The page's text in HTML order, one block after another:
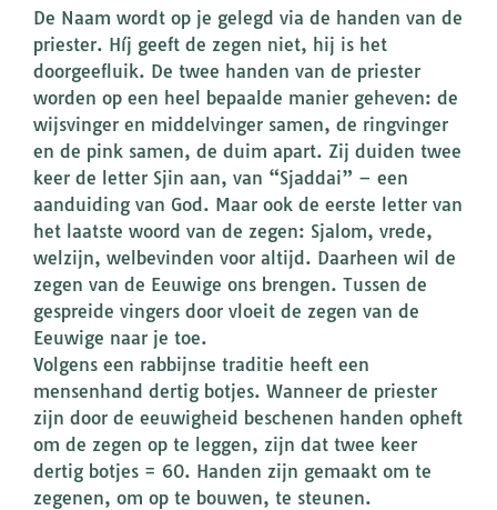
De Naam wordt op je gelegd via de handen van de
priester. Híj geeft de zegen niet, hij is het
doorgeefluik. De twee handen van de priester
worden op een heel bepaalde manier geheven: de
wijsvinger en middelvinger samen, de ringvinger
en de pink samen, de duim apart. Zij duiden twee
keer de letter Sjin aan, van “Sjaddai” – een
aanduiding van God. Maar ook de eerste letter van
het laatste woord van de zegen: Sjalom, vrede,
welzijn, welbevinden voor altijd. Daarheen wil de
zegen van de Eeuwige ons brengen. Tussen de
gespreide vingers door vloeit de zegen van de
Eeuwige naar je toe.
Volgens een rabbijnse traditie heeft een
mensenhand dertig botjes. Wanneer de priester
zijn door de eeuwigheid beschenen handen opheft
om de zegen op te leggen, zijn dat twee keer
dertig botjes = 60. Handen zijn gemaakt om te
zegenen, om op te bouwen, te steunen.